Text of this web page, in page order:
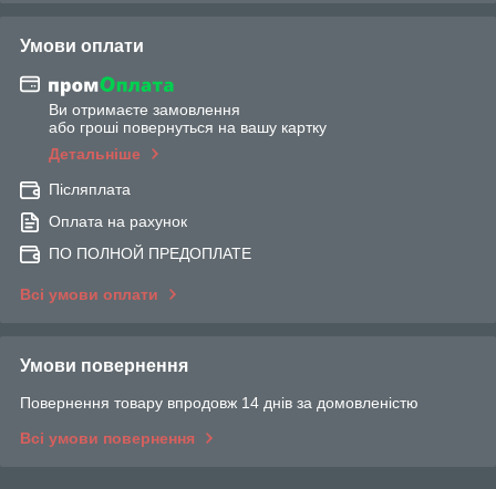
Умови оплати
Ви отримаєте замовлення
або гроші повернуться на вашу картку
Детальніше
Післяплата
Оплата на рахунок
ПО ПОЛНОЙ ПРЕДОПЛАТЕ
Всі умови оплати
Умови повернення
Повернення товару впродовж 14 днів за домовленістю
Всі умови повернення